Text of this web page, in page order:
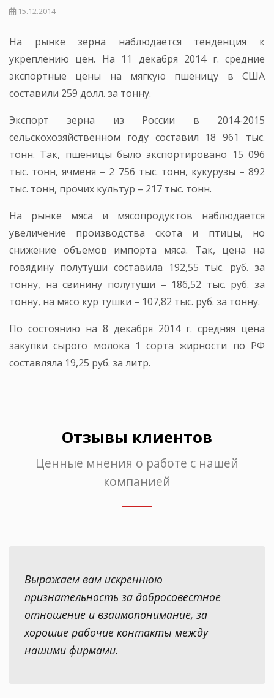
15.12.2014
На рынке зерна наблюдается тенденция к
укреплению цен. На 11 декабря 2014 г. средние
экспортные цены на мягкую пшеницу в США
составили 259 долл. за тонну.
Экспорт зерна из России в 2014-2015
сельскохозяйственном году составил 18 961 тыс.
тонн. Так, пшеницы было экспортировано 15 096
тыс. тонн, ячменя – 2 756 тыс. тонн, кукурузы – 892
тыс. тонн, прочих культур – 217 тыс. тонн.
На рынке мяса и мясопродуктов наблюдается
увеличение производства скота и птицы, но
снижение объемов импорта мяса. Так, цена на
говядину полутуши составила 192,55 тыс. руб. за
тонну, на свинину полутуши – 186,52 тыс. руб. за
тонну, на мясо кур тушки – 107,82 тыс. руб. за тонну.
По состоянию на 8 декабря 2014 г. средняя цена
закупки сырого молока 1 сорта жирности по РФ
составляла 19,25 руб. за литр.
Отзывы клиентов
Ценные мнения о работе с нашей
компанией
Выражаем вам искреннюю
признательность за добросовестное
отношение и взаимопонимание, за
хорошие рабочие контакты между
нашими фирмами.